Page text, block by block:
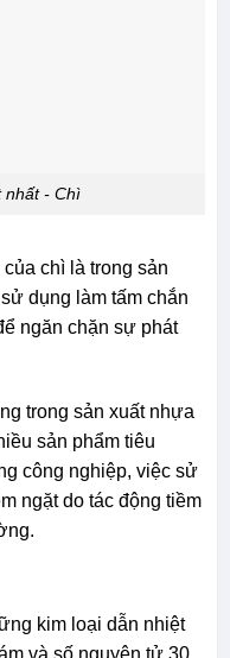
nhất - Chì
chì là trong sản
dụng làm tấm chắn
ngăn chặn sự phát
trong sản xuất nhựa
sản phẩm tiêu
công nghiệp, việc sử
ngặt do tác động tiềm
kim loại dẫn nhiệt
và số nguyên tử 30.